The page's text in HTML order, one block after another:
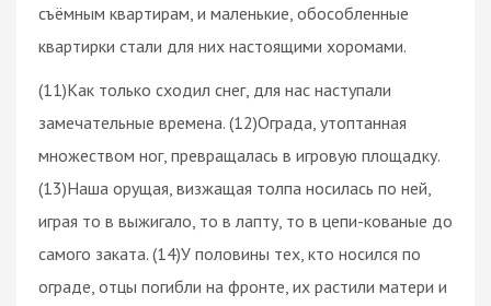
съёмным квартирам, и маленькие, обособленные
квартирки стали для них настоящими хоромами.
(11)Как только сходил снег, для нас наступали
замечательные времена. (12)Ограда, утоптанная
множеством ног, превращалась в игровую площадку.
(13)Наша орущая, визжащая толпа носилась по ней,
играя то в выжигало, то в лапту, то в цепи-кованые до
самого заката. (14)У половины тех, кто носился по
ограде, отцы погибли на фронте, их растили матери и